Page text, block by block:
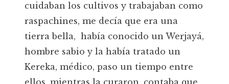
cuidaban los cultivos y trabajaban como
raspachines, me decía que era una
tierra bella, había conocido un Werjayá,
hombre sabio y la había tratado un
Kereka, médico, paso un tiempo entre
ellos, mientras la curaron, contaba que